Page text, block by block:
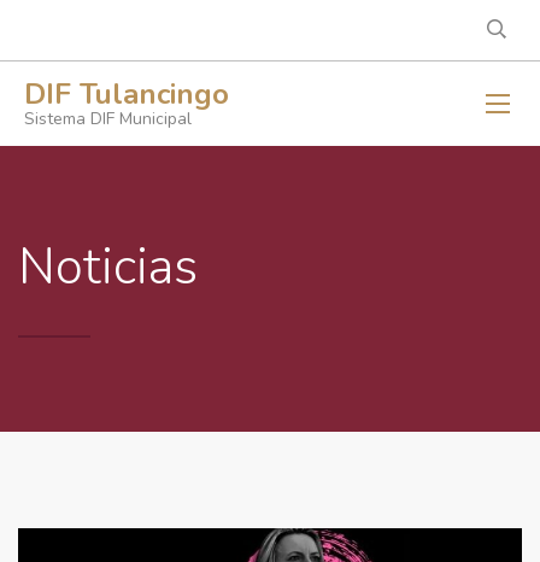
DIF Tulancingo
Sistema DIF Municipal
Noticias